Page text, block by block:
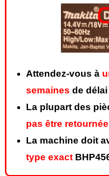
Attendez-vous à
semaines de
La plupart des
pas être
La machine doit
type exact